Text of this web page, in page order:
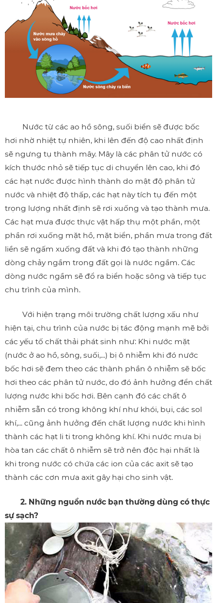
Nước từ các ao hồ sông, suối biển sẽ được bốc
hơi nhờ nhiệt tự nhiên, khi lên đến độ cao nhất định
sẽ ngưng tụ thành mây. Mây là các phân tử nước có
kích thước nhỏ sẽ tiếp tục di chuyển lên cao, khi đó
các hạt nước được hình thành do mật độ phân tử
nước và nhiệt độ thấp, các hạt này tích tụ đến một
trọng lượng nhất định sẽ rơi xuống và tạo thành mưa.
Các hạt mưa được thực vật hấp thụ một phần, một
phần rơi xuống mặt hồ, mặt biển, phần mưa trong đất
liền sẽ ngấm xuống đất và khi đó tạo thành những
dòng chảy ngầm trong đất gọi là nước ngầm. Các
dòng nước ngầm sẽ đổ ra biển hoặc sông và tiếp tục
chu trình của mình.
Với hiện trạng môi trường chất lượng xấu như
hiện tại, chu trình của nước bị tác động mạnh mẽ bởi
các yếu tố chất thải phát sinh như: Khi nước mặt
(nước ở ao hồ, sông, suối,...) bị ô nhiễm khi đó nước
bốc hơi sẽ đem theo các thành phần ô nhiễm sẽ bốc
hơi theo các phân tử nước, do đó ảnh hưởng đển chất
lượng nước khi bốc hơi. Bên cạnh đó các chất ô
nhiễm sẵn có trong không khí như khói, bụi, các sol
khí,... cũng ảnh hưởng đến chất lượng nước khi hình
thành các hạt li ti trong không khí. Khi nước mưa bị
hòa tan các chất ô nhiễm sẽ trở nên độc hại nhất là
khi trong nước có chứa các ion của các axit sẽ tạo
thành các cơn mưa axit gây hại cho sinh vật.
2. Những nguồn nước bạn thường dùng có thực
sự sạch?